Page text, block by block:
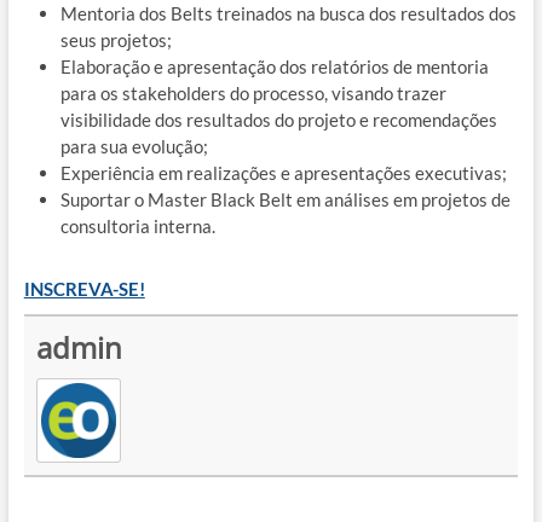
Mentoria dos Belts treinados na busca dos resultados dos
seus projetos;
Elaboração e apresentação dos relatórios de mentoria
para os stakeholders do processo, visando trazer
visibilidade dos resultados do projeto e recomendações
para sua evolução;
Experiência em realizações e apresentações executivas;
Suportar o Master Black Belt em análises em projetos de
consultoria interna.
INSCREVA-SE!
admin